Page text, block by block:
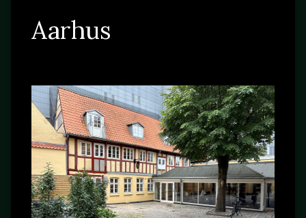
Aarhus